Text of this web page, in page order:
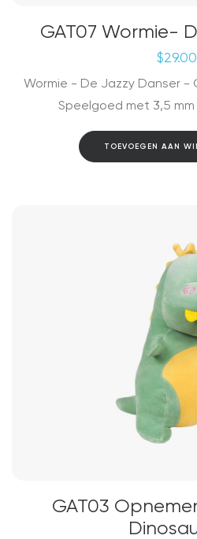
GAT07 Wormie-
$29.00
Wormie - De Jazzy Danser -
Speelgoed met 3,5
TOEVOEGEN AAN
GAT03